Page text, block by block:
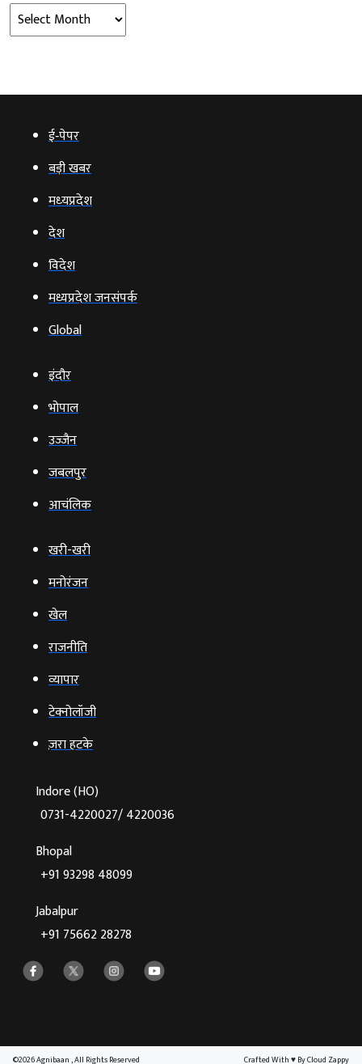
Archives
ई‑पेपर
बड़ी खबर
मध्‍यप्रदेश
देश
विदेश
मध्यप्रदेश जनसंपर्क
Global
इंदौर
भोपाल
उज्‍जैन
जबलपुर
आचंलिक
खरी-खरी
मनोरंजन
खेल
राजनीति
व्‍यापार
टेक्‍नोलॉजी
ज़रा हटके
Indore (HO)
0731-4220027/ 4220036
Bhopal
+91 93298 48099
Jabalpur
+91 75662 28278
©2026 Agnibaan , All Rights Reserved Crafted With♥By Cloud Zappy